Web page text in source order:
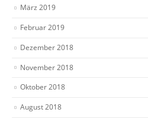
März 2019
Februar 2019
Dezember 2018
November 2018
Oktober 2018
August 2018